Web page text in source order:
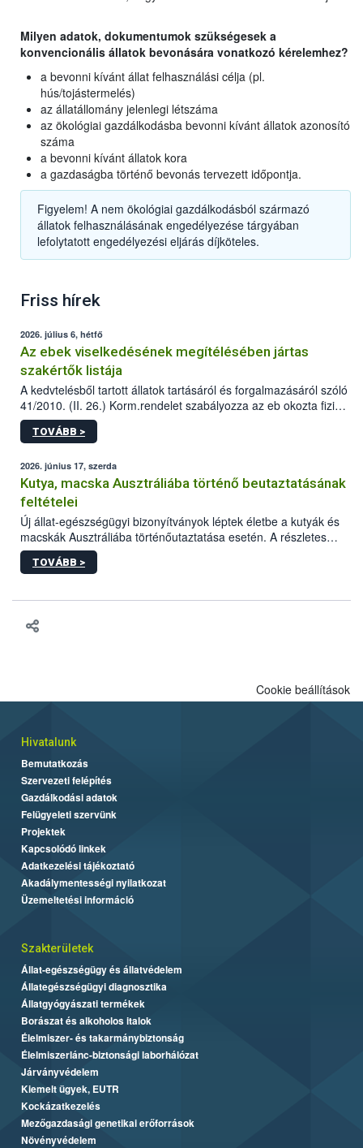
Milyen adatok, dokumentumok szükségesek a
konvencionális állatok bevonására vonatkozó kérelemhez?
a bevonni kívánt állat felhasználási célja (pl.
hús/tojástermelés)
az állatállomány jelenlegi létszáma
az ökológiai gazdálkodásba bevonni kívánt állatok azonosító
száma
a bevonni kívánt állatok kora
a gazdaságba történő bevonás tervezett időpontja.
Figyelem! A nem ökológiai gazdálkodásból származó
állatok felhasználásának engedélyezése tárgyában
lefolytatott engedélyezési eljárás díjköteles.
Friss hírek
2026. július 6, hétfő
Az ebek viselkedésének megítélésében jártas
szakértők listája
A kedvtelésből tartott állatok tartásáról és forgalmazásáról szóló
41/2010. (II. 26.) Korm.rendelet szabályozza az eb okozta fizikai
sérülés, illetve ennek veszélye keletkezésekor felmerülő
hatósági feladatokat, valamint a veszélyes eb tartását és annak
vonni az ebek viselkedésének megítélésében jártas szakértőt.
TOVÁBB >
2026. június 17, szerda
Kutya, macska Ausztráliába történő beutaztatásának
feltételei
Új állat-egészségügyi bizonyítványok léptek életbe a kutyák és
macskák Ausztráliába történőutaztatása esetén. A részletes
feltételek a mellékletekben olvashatók.
TOVÁBB >
Cookie beállítások
Hivatalunk
Bemutatkozás
Szervezeti felépítés
Gazdálkodási adatok
Felügyeleti szervünk
Projektek
Kapcsolódó linkek
Adatkezelési tájékoztató
Akadálymentességi nyilatkozat
Üzemeltetési információ
Szakterületek
Állat-egészségügy és állatvédelem
Állategészségügyi diagnosztika
Állatgyógyászati termékek
Borászat és alkoholos italok
Élelmiszer- és takarmánybiztonság
Élelmiszerlánc-biztonsági laborhálózat
Járványvédelem
Kiemelt ügyek, EUTR
Kockázatkezelés
Mezőgazdasági genetikai erőforrások
Növényvédelem